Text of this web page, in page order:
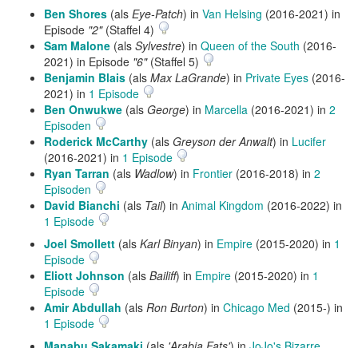
Ben Shores (als Eye-Patch) in Van Helsing (2016-2021) in
Episode "2"(Staffel 4)
Sam Malone (als Sylvestre) in Queen of the South (2016-
2021) in Episode "6"(Staffel 5)
Benjamin Blais (als Max LaGrande) in Private Eyes (2016-
2021) in 1 Episode
Ben Onwukwe (als George) in Marcella (2016-2021) in 2
Episoden
Roderick McCarthy (als Greyson der Anwalt) in Lucifer
(2016-2021) in 1 Episode
Ryan Tarran (als Wadlow) in Frontier (2016-2018) in 2
Episoden
David Bianchi (als Tail) in Animal Kingdom (2016-2022) in
1 Episode
Joel Smollett (als Karl Binyan) in Empire (2015-2020) in 1
Episode
Eliott Johnson (als Bailiff) in Empire (2015-2020) in 1
Episode
Amir Abdullah (als Ron Burton) in Chicago Med (2015-) in
1 Episode